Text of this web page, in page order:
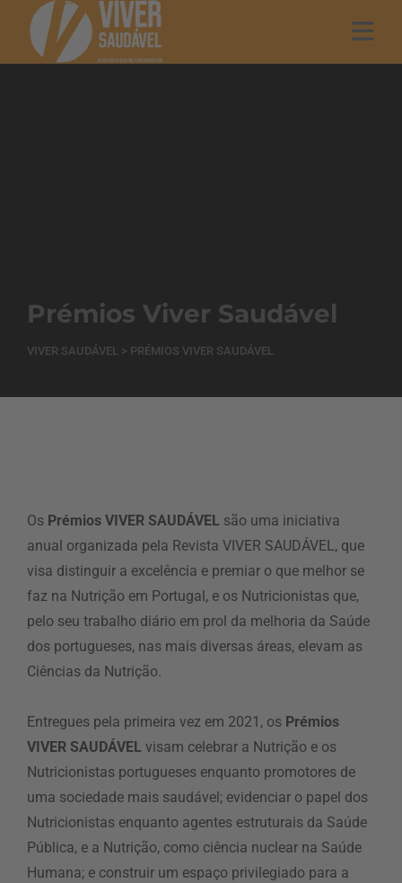
Prémios Viver Saudável
VIVER SAUDÁVEL > PRÉMIOS VIVER SAUDÁVEL
Os Prémios VIVER SAUDÁVEL são uma iniciativa
anual organizada pela Revista VIVER SAUDÁVEL, que
visa distinguir a excelência e premiar o que melhor se
faz na Nutrição em Portugal, e os Nutricionistas que,
pelo seu trabalho diário em prol da melhoria da Saúde
dos portugueses, nas mais diversas áreas, elevam as
Ciências da Nutrição.
Entregues pela primeira vez em 2021, os Prémios
VIVER SAUDÁVEL visam celebrar a Nutrição e os
Nutricionistas portugueses enquanto promotores de
uma sociedade mais saudável; evidenciar o papel dos
Nutricionistas enquanto agentes estruturais da Saúde
Pública, e a Nutrição, como ciência nuclear na Saúde
Humana; e construir um espaço privilegiado para a